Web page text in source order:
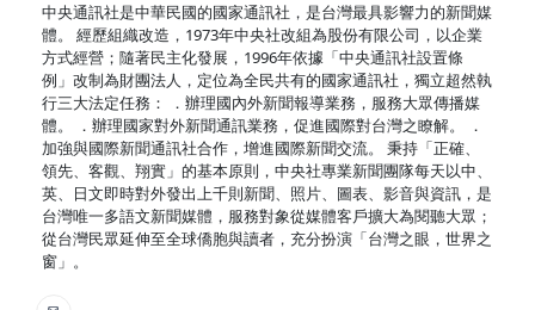
中央通訊社是中華民國的國家通訊社，是台灣最具影響力的新聞媒
體。 經歷組織改造，1973年中央社改組為股份有限公司，以企業
方式經營；隨著民主化發展，1996年依據「中央通訊社設置條
例」改制為財團法人，定位為全民共有的國家通訊社，獨立超然執
行三大法定任務： ．辦理國內外新聞報導業務，服務大眾傳播媒
體。 ．辦理國家對外新聞通訊業務，促進國際對台灣之瞭解。 ．
加強與國際新聞通訊社合作，增進國際新聞交流。 秉持「正確、
領先、客觀、翔實」的基本原則，中央社專業新聞團隊每天以中、
英、日文即時對外發出上千則新聞、照片、圖表、影音與資訊，是
台灣唯一多語文新聞媒體，服務對象從媒體客戶擴大為閱聽大眾；
從台灣民眾延伸至全球僑胞與讀者，充分扮演「台灣之眼，世界之
窗」。